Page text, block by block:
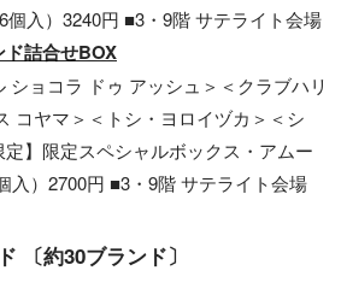
個入）3240円 ■3・9階 サテライト会場
詰合せBOX
ショコラ ドゥ アッシュ＞＜クラブハリ
コヤマ＞＜トシ・ヨロイヅカ＞＜シ
】限定スペシャルボックス・アムー
入）2700円 ■3・9階 サテライト会場
〔約30ブランド〕